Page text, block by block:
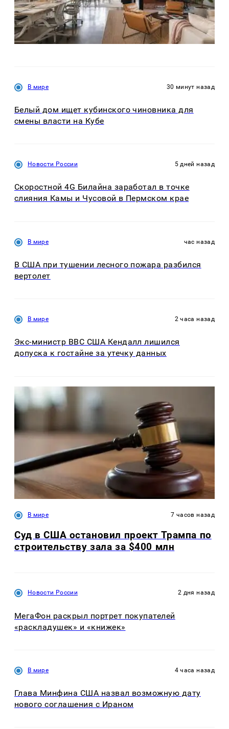
В мире 30 минут назад
Белый дом ищет кубинского чиновника для
смены власти на Кубе
Новости России 5 дней назад
Скоростной 4G Билайна заработал в точке
слияния Камы и Чусовой в Пермском крае
В мире час назад
В США при тушении лесного пожара разбился
вертолет
В мире 2 часа назад
Экс-министр ВВС США Кендалл лишился
допуска к гостайне за утечку данных
В мире 7 часов назад
Суд в США остановил проект Трампа по
строительству зала за $400 млн
Новости России 2 дня назад
МегаФон раскрыл портрет покупателей
«раскладушек» и «книжек»
В мире 4 часа назад
Глава Минфина США назвал возможную дату
нового соглашения с Ираном